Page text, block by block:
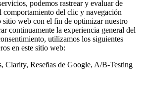
podemos rastrear y evaluar de
comportamiento del clic y navegación
sitio web con el fin de optimizar nuestro
continuamente la experiencia general del
utilizamos los siguientes
en este sitio web:
Clarity, Reseñas de Google, A/B-Testing